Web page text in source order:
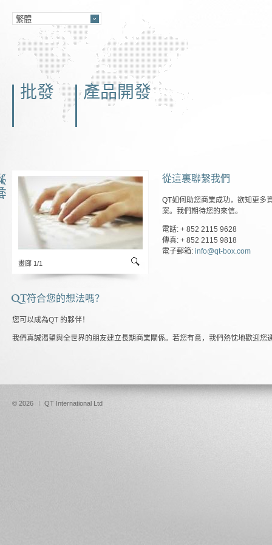
批發 產品開發
畫廊 1/1
從這裏聯繫我們
QT如何助您商業成功，欲知更多
案。我們期待您的來信。
電話: + 852 2115 9628
傳真: + 852 2115 9818
電子郵箱: info@qt-box.com
QT符合您的想法嗎？
您可以成為QT 的夥伴！
我們真誠渴望與全世界的朋友建立長期商業關係。若您有意，我們熱忱地歡迎您
© 2026 I QT International Ltd